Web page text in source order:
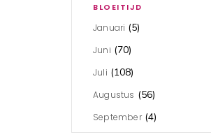
BLOEITIJD
Januari (5)
Juni (70)
Juli (108)
Augustus (56)
September (4)